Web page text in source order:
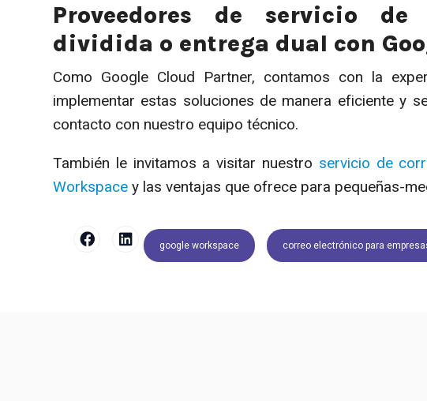
Proveedores de servicio
dividida o entrega dual con
Como Google Cloud Partner, contamos con la
implementar estas soluciones de manera eficiente y
contacto con nuestro equipo técnico.
También le invitamos a visitar nuestro servicio de
Workspace y las ventajas que ofrece para pequeñas-
google workspace correo electrónico para